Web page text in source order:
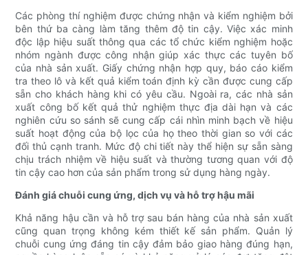
Các phòng thí nghiệm được chứng nhận và kiểm nghiệm bởi
bên thứ ba càng làm tăng thêm độ tin cậy. Việc xác minh
độc lập hiệu suất thông qua các tổ chức kiểm nghiệm hoặc
nhóm ngành được công nhận giúp xác thực các tuyên bố
của nhà sản xuất. Giấy chứng nhận hợp quy, báo cáo kiểm
tra theo lô và kết quả kiểm toán định kỳ cần được cung cấp
sẵn cho khách hàng khi có yêu cầu. Ngoài ra, các nhà sản
xuất công bố kết quả thử nghiệm thực địa dài hạn và các
nghiên cứu so sánh sẽ cung cấp cái nhìn minh bạch về hiệu
suất hoạt động của bộ lọc của họ theo thời gian so với các
đối thủ cạnh tranh. Mức độ chi tiết này thể hiện sự sẵn sàng
chịu trách nhiệm về hiệu suất và thường tương quan với độ
tin cậy cao hơn của sản phẩm trong sử dụng hàng ngày.
Đánh giá chuỗi cung ứng, dịch vụ và hỗ trợ hậu mãi
Khả năng hậu cần và hỗ trợ sau bán hàng của nhà sản xuất
cũng quan trọng không kém thiết kế sản phẩm. Quản lý
chuỗi cung ứng đáng tin cậy đảm bảo giao hàng đúng hạn,